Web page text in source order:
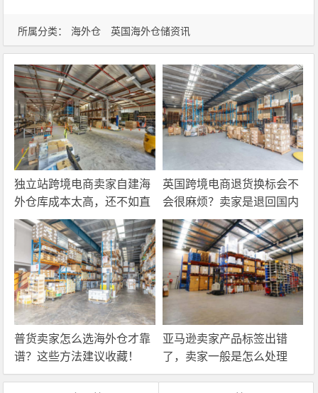
所属分类： 海外仓 英国海外仓储资讯
独立站跨境电商卖家自建海
外仓库成本太高，还不如直
接找第三方自营海外仓！
英国跨境电商退货换标会不
会很麻烦？卖家是退回国内
还是在海外直接处理？
普货卖家怎么选海外仓才靠
谱？这些方法建议收藏！
亚马逊卖家产品标签出错
了，卖家一般是怎么处理
的？